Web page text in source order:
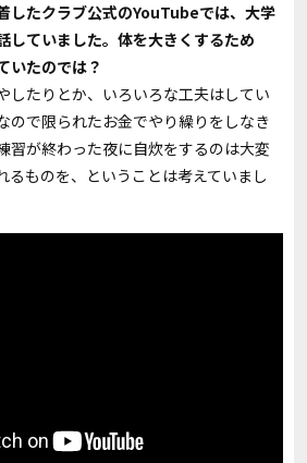
たクラブ公式のYouTubeでは、大学
していました。体を大きくするため
いたのでは？
したりとか、いろいろな工夫はしてい
ので限られたお金でやり繰りをしなき
習が終わった夜に自炊をするのは大変
るものを、ということは考えていまし